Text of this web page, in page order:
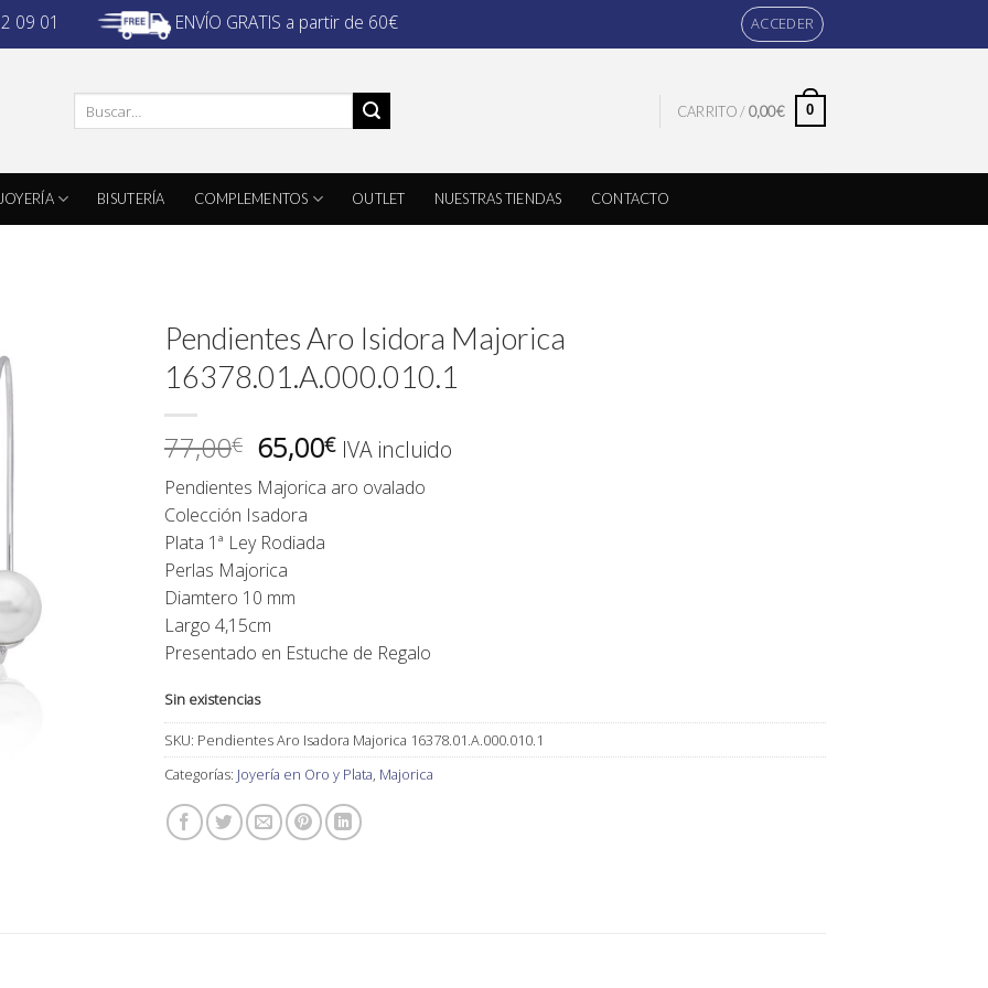
09 01 ENVÍO GRATIS a partir de 60€ ACCEDER
por:
CARRITO /0,00€ 0
JOYERÍA BISUTERÍA COMPLEMENTOS OUTLET NUESTRAS TIENDAS CONTACTO
Pendientes Aro Isidora Majorica
16378.01.A.000.010.1
77,00€ El
precio
original
era:
77,00€.
65,00€El
precio
actual
IVA incluido
Pendientes Majorica aro ovalado
Colección Isadora
Plata 1ª Ley Rodiada
Perlas Majorica
Diamtero 10 mm
Largo 4,15cm
Presentado en Estuche de Regalo
Sin existencias
SKU: Pendientes Aro Isadora Majorica 16378.01.A.000.010.1
Categorías: Joyería en Oro y Plata Majorica